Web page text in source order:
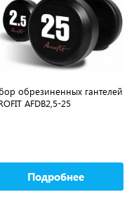
обрезиненных гантелей
AFDB2,5-25
Подробнее